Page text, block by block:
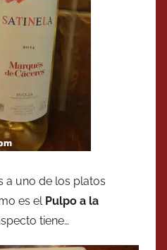
a uno de los platos
es el Pulpo a la
tiene…